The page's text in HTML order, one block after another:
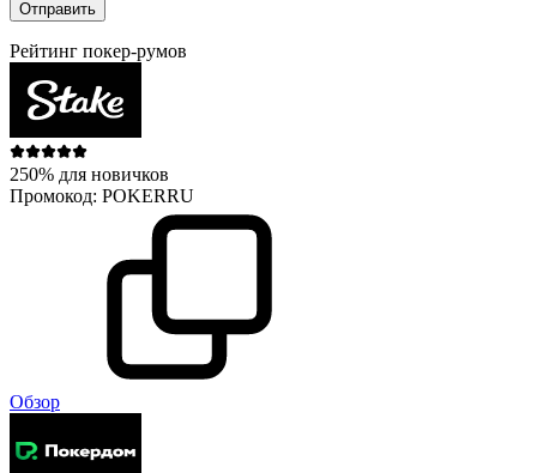
Рейтинг покер-румов
250% для новичков
Промокод: POKERRU
Обзор